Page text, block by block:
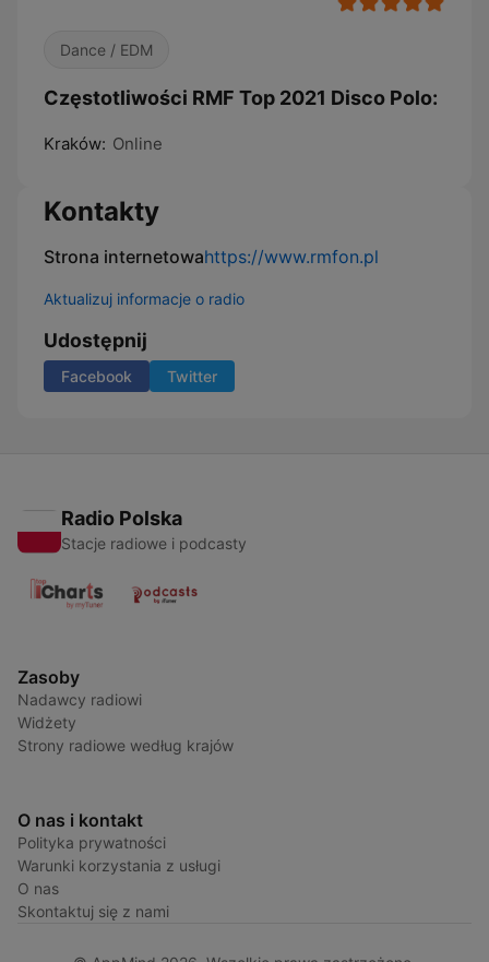
Dance / EDM
Częstotliwości RMF Top 2021 Disco Polo:
Kraków: Online
Kontakty
Strona internetowahttps://www.rmfon.pl
Aktualizuj informacje o radio
Udostępnij
Facebook Twitter
Radio Polska
Stacje radiowe i podcasty
Zasoby
Nadawcy radiowi
Widżety
Strony radiowe według krajów
O nas i kontakt
Polityka prywatności
Warunki korzystania z usługi
O nas
Skontaktuj się z nami